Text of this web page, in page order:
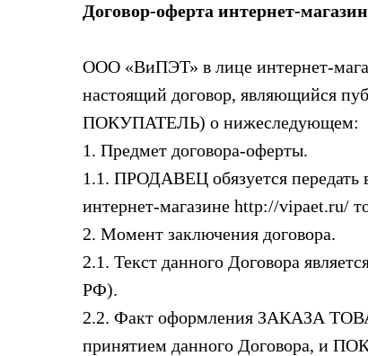
Договор-оферта интернет-
OOO «ВиПЭТ» в лице интернет-
настоящий договор, являющийся
ПОКУПАТЕЛЬ) о нижеследующем:
1. Предмет договора-оферты.
1.1. ПРОДАВЕЦ обязуется
интернет-магазине http://vipaet.ru/
2. Момент заключения договора.
2.1. Текст данного Договора
РФ).
2.2. Факт оформления ЗАКАЗА
принятием данного Договора, и